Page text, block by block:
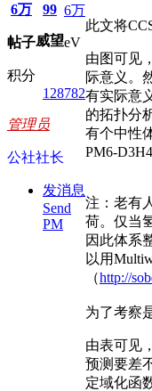
6万
帖子
99
威望
6万
eV
积分
128782
管理员
公社社长
发消息
Send
PM
此文将
由图可见
际意义。
有实际意
的拓扑分
有个中性
PM6-
注：老有
荷。仅当
因此体系
以用
（http://
为了考察
由表可见
预测要差
定域化函